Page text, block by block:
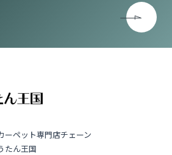
ーペット専門店チェーン
たん王国